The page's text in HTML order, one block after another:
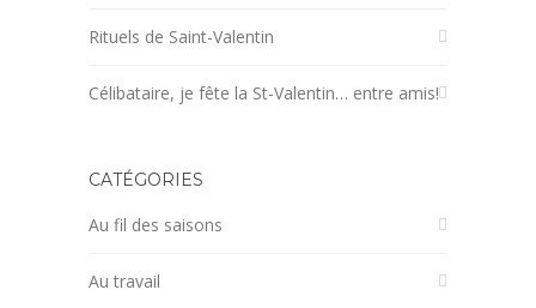
Rituels de Saint-Valentin
Célibataire, je fête la St-Valentin… entre amis!
CATÉGORIES
Au fil des saisons
Au travail